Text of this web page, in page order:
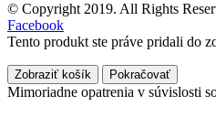
© Copyright 2019. All Rights
Facebook
Tento produkt ste práve pridali do
Zobraziť košík Pokračovať
Mimoriadne opatrenia v súvislosti